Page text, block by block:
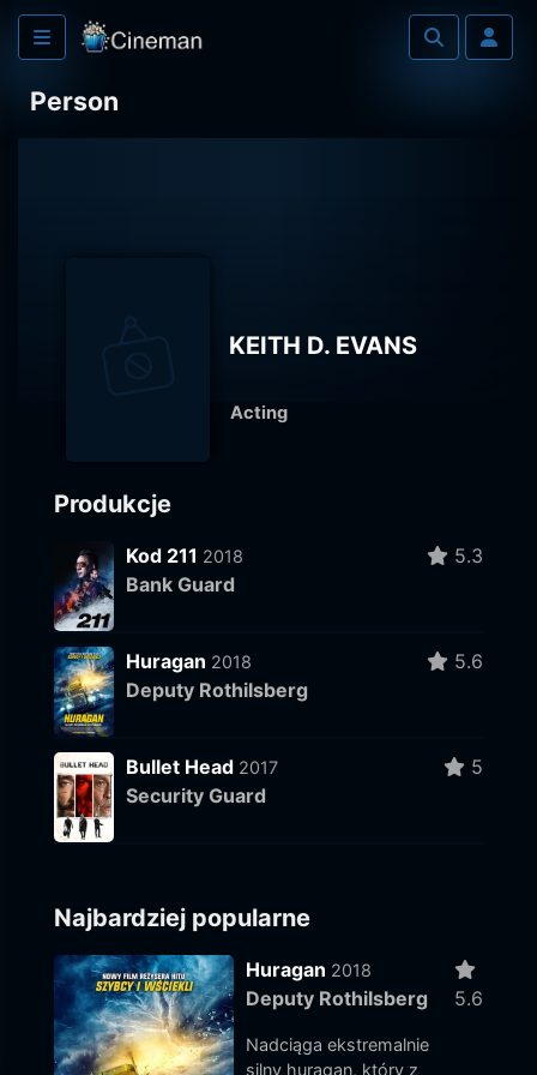
Person
KEITH D. EVANS
Acting
Produkcje
Kod 211 2018
Bank Guard
5.3
Huragan 2018
Deputy Rothilsberg
5.6
Bullet Head 2017
Security Guard
5
Najbardziej popularne
Huragan 2018
Deputy Rothilsberg
Nadciąga ekstremalnie
silny huragan, który z
5.6